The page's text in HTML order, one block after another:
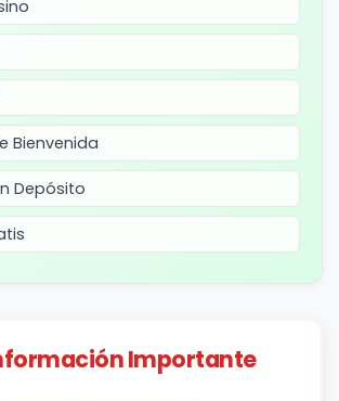
Bienvenida
Depósito
Importante